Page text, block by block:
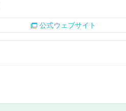
公式ウェブサイト